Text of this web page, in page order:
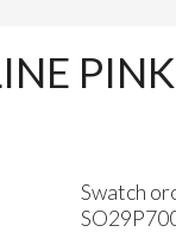
Swatch